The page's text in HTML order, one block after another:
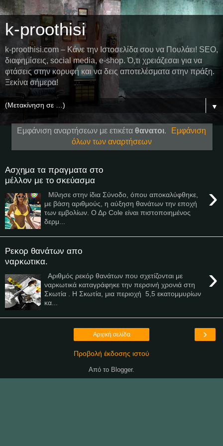
k-proothisi
k-proothisi.com – Κάνε την Ιστοσελίδα σου να Πουλάει! SEO,
διαφημίσεις, social media, e-shop. Ό,τι χρειάζεσαι για να
φτάσεις στην κορυφή και να δεις αποτελέσματα στην πράξη.
Ξεκίνα σήμερα!
▼
Εμφάνιση αναρτήσεων με ετικέτα θανατοι.
Εμφάνιση
όλων των αναρτήσεων
Ασχημα τα πραγματα στο
μέλλον με το σκεύασμα
›
Μίλησε στην ίδια Σύνοδο, όπου αποκαλύφθηκε,
με βάση αριθμούς, η αύξηση θανάτων την εποχή
των εμβολίων. Ο Δρ Cole είναι πιστοποιημένος
δερμ...
Ρεκορ θανάτων απο
ναρκωτικα.
›
Αριθμός ρεκόρ θανάτων που σχετίζονται με
ναρκωτικά καταγράφηκε την περσινή χρονιά στη
Σκωτία . Η Σκωτία, μια περιοχή 5,5 εκατομμυρίων
κα...
›
Αρχική σελίδα
Προβολή έκδοσης ιστού
Από το Blogger.